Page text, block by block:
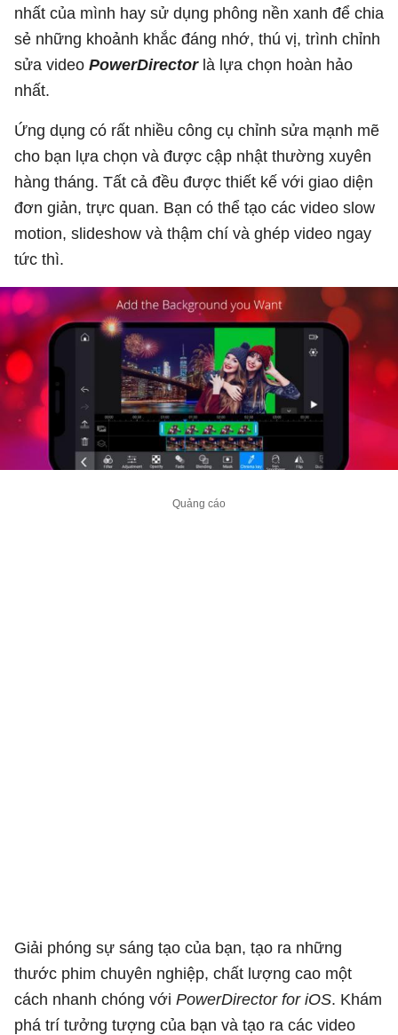
nhất của mình hay sử dụng phông nền xanh để chia
sẻ những khoảnh khắc đáng nhớ, thú vị, trình chỉnh
sửa video PowerDirector là lựa chọn hoàn hảo
nhất.
Ứng dụng có rất nhiều công cụ chỉnh sửa mạnh mẽ
cho bạn lựa chọn và được cập nhật thường xuyên
hàng tháng. Tất cả đều được thiết kế với giao diện
đơn giản, trực quan. Bạn có thể tạo các video slow
motion, slideshow và thậm chí và ghép video ngay
tức thì.
Giải phóng sự sáng tạo của bạn, tạo ra những
thước phim chuyên nghiệp, chất lượng cao một
cách nhanh chóng với PowerDirector for iOS. Khám
phá trí tưởng tượng của bạn và tạo ra các video